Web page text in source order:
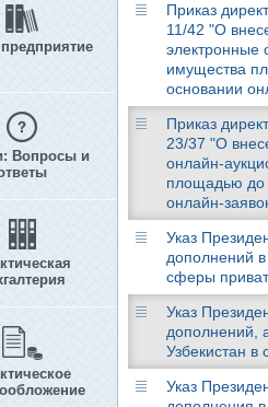
Вопросы и
Приказ
11/42 "О
электронные
имущества
основании
Приказ
23/37 "О
онлайн-
площадью до
онлайн-
Указ
дополнений
сферы
Указ
дополнений,
Узбекистан
Указ